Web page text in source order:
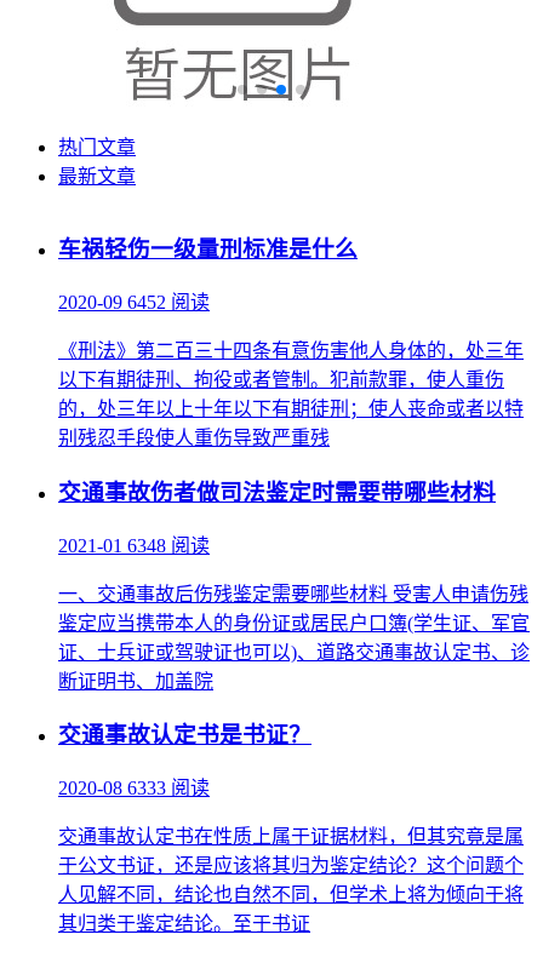
热门文章
最新文章
车祸轻伤一级量刑标准是什么
2020-09 6452 阅读
《刑法》第二百三十四条有意伤害他人身体的，处三年
以下有期徒刑、拘役或者管制。犯前款罪，使人重伤
的，处三年以上十年以下有期徒刑；使人丧命或者以特
别残忍手段使人重伤导致严重残
交通事故伤者做司法鉴定时需要带哪些材料
2021-01 6348 阅读
一、交通事故后伤残鉴定需要哪些材料 受害人申请伤残
鉴定应当携带本人的身份证或居民户口簿(学生证、军官
证、士兵证或驾驶证也可以)、道路交通事故认定书、诊
断证明书、加盖院
交通事故认定书是书证？
2020-08 6333 阅读
交通事故认定书在性质上属于证据材料，但其究竟是属
于公文书证，还是应该将其归为鉴定结论？这个问题个
人见解不同，结论也自然不同，但学术上将为倾向于将
其归类于鉴定结论。至于书证